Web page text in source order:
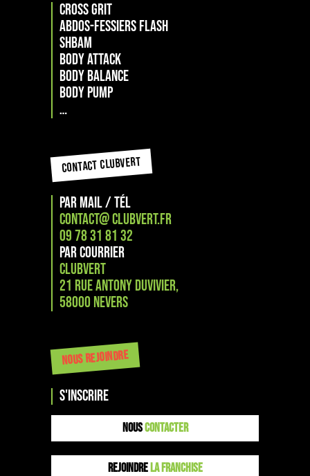
cross grit
Abdos-Fessiers Flash
ShBam
Body attack
Body Balance
Body Pump
…
CONTACT CLUBVERT
PAR MAIL / TÉL
CONTACT@ CLUBVERT.FR
09 78 31 81 32
PAR COURRIER
CLUBVERT
21 Rue Antony Duvivier,
58000 NEVERS
NOUS REJOINDRE
s'inscrire
NOUSCONTACTER
REJOINDRE LA FRANCHISE